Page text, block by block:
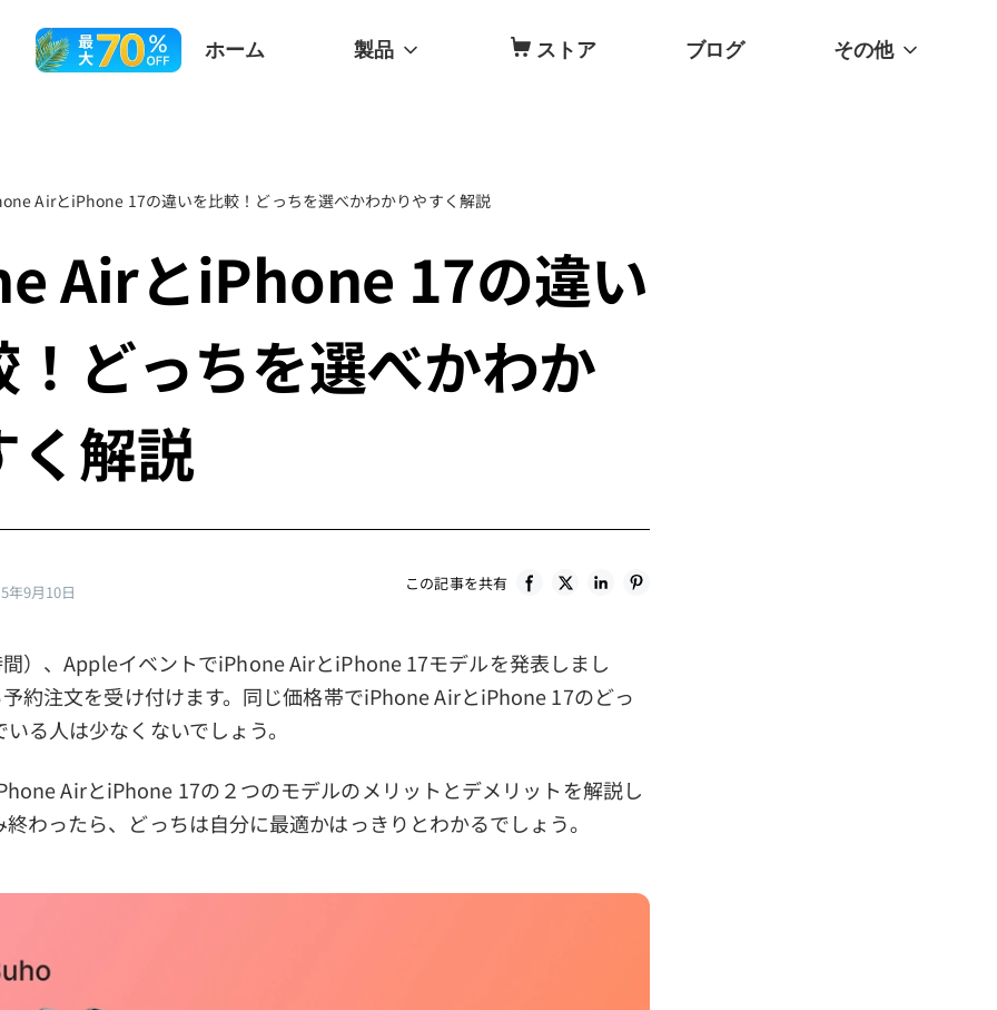
ホーム 製品 ストア ブログ その他
AirとiPhone 17の違いを比較！どっちを選べかわかりやすく解説
AirとiPhone 17の違い
！どっちを選べかわか
く解説
年9月10日 この記事を共有
）、AppleイベントでiPhone AirとiPhone 17モデルを発表しまし
約注文を受け付けます。同じ価格帯でiPhone AirとiPhone 17のどっ
る人は少なくないでしょう。
AirとiPhone 17の２つのモデルのメリットとデメリットを解説し
わったら、どっちは自分に最適かはっきりとわかるでしょう。